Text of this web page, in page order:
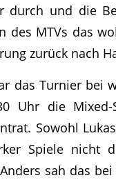
durch und die
des MTVs das
zurück nach
das Turnier bei
Uhr die
Sowohl
Spiele nicht
sah das